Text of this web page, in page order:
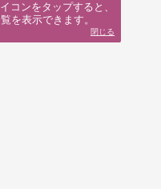
コンをタップすると、
を表示できます。
閉じる